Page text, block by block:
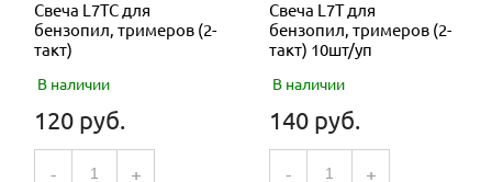
Свеча L7ТС для
бензопил, тримеров (2-
такт)
В наличии
120 руб.
- +
Свеча L7T для
бензопил, тримеров (2-
такт) 10шт/уп
В наличии
140 руб.
- +